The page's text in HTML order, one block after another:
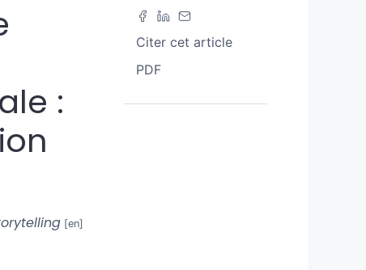
Citer cet article
PDF
: